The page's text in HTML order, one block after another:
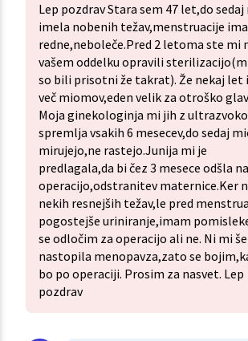
Lep pozdrav Stara sem 47 let,do sedaj
imela nobenih težav,menstruacije
redne,neboleče.Pred 2 letoma ste mi
vašem oddelku opravili
so bili prisotni že takrat). Že nekaj let
več miomov,eden velik za otroško
Moja ginekologinja mi jih z
spremlja vsakih 6 mesecev,do sedaj
mirujejo,ne rastejo.Junija mi je
predlagala,da bi čez 3 mesece odšla na
operacijo,odstranitev maternice.Ker
nekih resnejših težav,le pred
pogostejše uriniranje,imam
se odločim za operacijo ali ne. Ni mi še
nastopila menopavza,zato se
bo po operaciji. Prosim za nasvet. Lep
pozdrav